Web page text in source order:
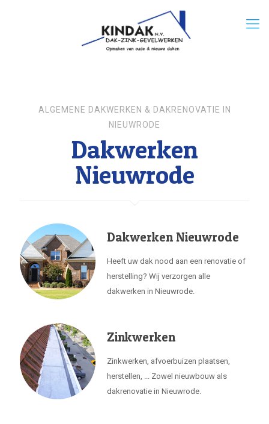
ALGEMENE DAKWERKEN & DAKRENOVATIE IN
NIEUWRODE
Dakwerken
Nieuwrode
Dakwerken Nieuwrode
Heeft uw dak nood aan een renovatie of
herstelling? Wij verzorgen alle
dakwerken in Nieuwrode.
Zinkwerken
Zinkwerken, afvoerbuizen plaatsen,
herstellen, ... Zowel nieuwbouw als
dakrenovatie in Nieuwrode.